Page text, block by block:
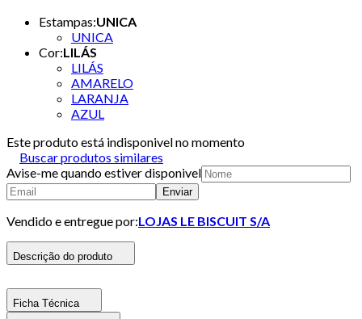
Estampas:UNICA
UNICA
Cor:LILÁS
LILÁS
AMARELO
LARANJA
AZUL
Este produto está indisponivel no momento
Buscar produtos similares
Avise-me quando estiver disponivel
Enviar
Vendido e entregue por:LOJAS LE BISCUIT S/A
Descrição do produto
Ficha Técnica